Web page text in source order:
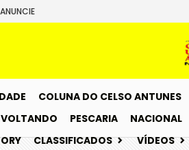
ANUNCIE
COLUNA DO CELSO ANTUNES
PESCARIA NACIONAL
CLASSIFICADOS VÍDEOS